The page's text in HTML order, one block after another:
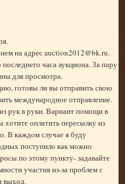
на адрес auction2012@bk.ru.
часа аукциона. За пару
для просмотра.
готовы ли вы отправить свою
международное отправление.
рук в руки. Вариант помощи в
оплатить пересылку из
В каждом случае я буду
поступило как можно
по этому пункту- задавайте
участия из-за проблем с
выход.